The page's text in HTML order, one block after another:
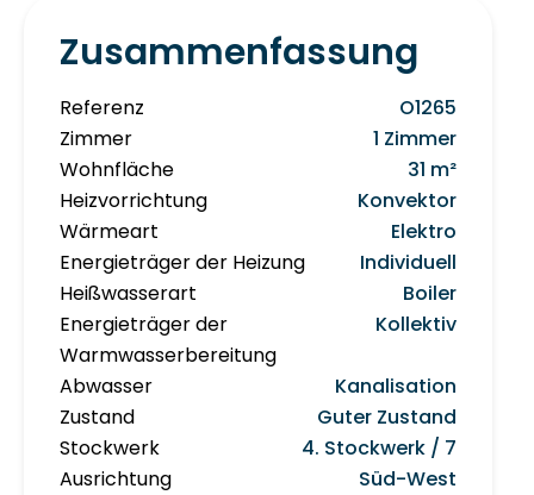
Zusammenfassung
Referenz
O1265
Zimmer
1 Zimmer
Wohnfläche
31 m²
Heizvorrichtung
Konvektor
Wärmeart
Elektro
Energieträger der Heizung
Individuell
Heißwasserart
Boiler
Energieträger der
Warmwasserbereitung
Kollektiv
Abwasser
Kanalisation
Zustand
Guter Zustand
Stockwerk
4. Stockwerk / 7
Ausrichtung
Süd-West